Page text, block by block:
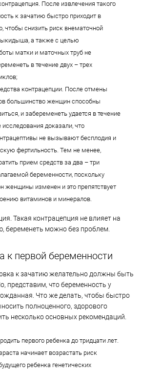
После извлечения такого
к зачатию быстро приходит в
чтобы снизить риск внематочной
а также с целью
матки и маточных труб не
в течение двух – трех
контрацепции. После отмены
большинство женщин способны
и забеременеть удается в течение
доказали, что
не вызывают бесплодия и
фертильность. Тем не менее,
прием средств за два – три
беременности, поскольку
женщины изменен и это препятствует
витаминов и минералов.
Такая контрацепция не влияет на
беременеть можно без проблем.
к первой беременности
к зачатию желательно должны быть
представим, что беременность у
Что же делать, чтобы быстро
полноценного, здорового
несколько основных рекомендаций.
первого ребенка до тридцати лет.
начинает возрастать риск
ребенка генетических